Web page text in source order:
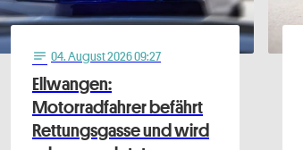
notes 04. August 2026 09:27
Ellwangen:
Motorradfahrer befährt
Rettungsgasse und wird